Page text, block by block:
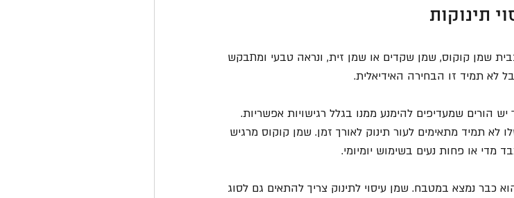
תינוקות
שמן קוקוס, שמן שקדים או שמן זית, ונראה טבעי ומתבקש
לא תמיד זו הבחירה האידיאלית.
הורים שמעדיפים להימנע ממנו בגלל רגישויות אפשריות.
תמיד מתאימים לעור תינוק לאורך זמן. שמן קוקוס מרגיש
או פחות נעים בשימוש יומיומי.
כבר נמצא במטבח. שמן עיסוי לתינוק צריך להתאים גם לסוג